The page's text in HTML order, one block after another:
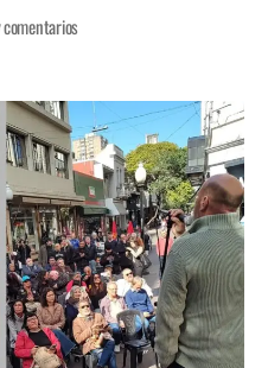
comentarios